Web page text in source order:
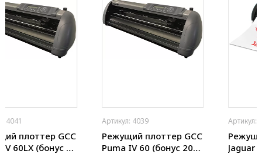
Артикул: 4039
Режущий плоттер GCC
Puma IV 60 (бонус 20
Артикул: 4046
Режущий плоттер GCC
Jaguar V 61 LX (J5-61